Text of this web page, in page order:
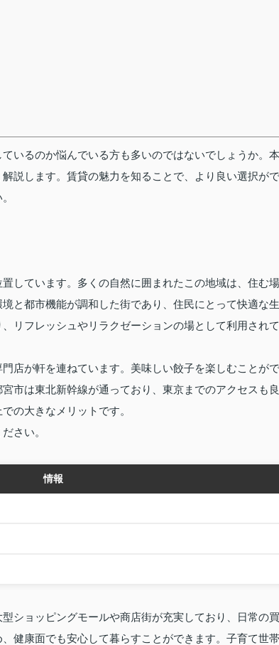
いるのか悩んでいる方も多いのではないでしょうか。本
説します。賃貸の魅力を知ることで、より良い選択がで
しています。多くの自然に囲まれたこの地域は、住む場
と都市機能が調和した街であり、住民にとって快適な生
リフレッシュやリラクゼーションの場として利用されて
店が軒を連ねています。美味しい餃子を楽しむことがで
市は東北新幹線が通っており、東京までのアクセスも良
の大きなメリットです。
さい。
情報
ショッピングモールや商店街が充実しており、日常の買
健康面でも安心して暮らすことができます。子育て世帯